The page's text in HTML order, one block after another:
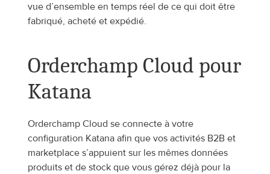
vue d’ensemble en temps réel de ce qui doit être
fabriqué, acheté et expédié.
Orderchamp Cloud pour
Katana
Orderchamp Cloud se connecte à votre
configuration Katana afin que vos activités B2B et
marketplace s’appuient sur les mêmes données
produits et de stock que vous gérez déjà pour la